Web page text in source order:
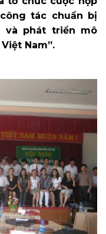
tác chuẩn bị
và phát triển mô
Nam”.